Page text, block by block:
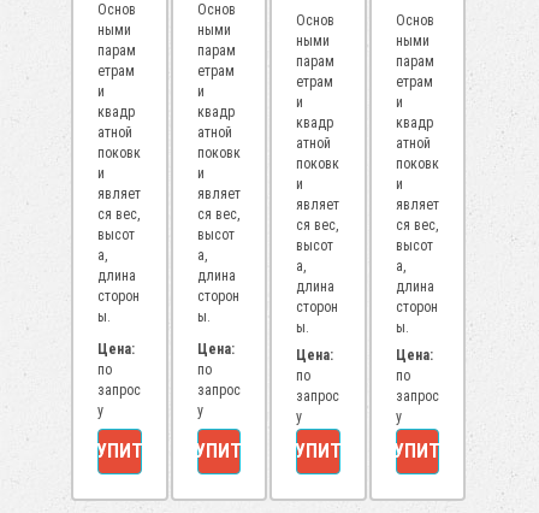
Основ
ными
парам
етрам
и
квадр
атной
поковк
и
являет
ся вес,
высот
а,
длина
сторон
ы.
Цена:
по
запрос
у
КУПИТЬ
Основ
ными
парам
етрам
и
квадр
атной
поковк
и
являет
ся вес,
высот
а,
длина
сторон
ы.
Цена:
по
запрос
у
КУПИТЬ
Основ
ными
парам
етрам
и
квадр
атной
поковк
и
являет
ся вес,
высот
а,
длина
сторон
ы.
Цена:
по
запрос
у
КУПИТЬ
Основ
ными
парам
етрам
и
квадр
атной
поковк
и
являет
ся вес,
высот
а,
длина
сторон
ы.
Цена:
по
запрос
у
КУПИТЬ